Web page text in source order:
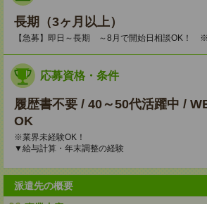
長期（3ヶ月以上）
【急募】即日～長期 ～8月で開始日相談OK！ ※
応募資格・条件
履歴書不要 / 40～50代活躍中 /
OK
※業界未経験OK！
▼給与計算・年末調整の経験
派遣先の概要